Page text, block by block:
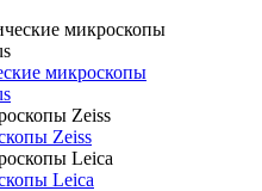
микроскопы
Zeiss
Leica